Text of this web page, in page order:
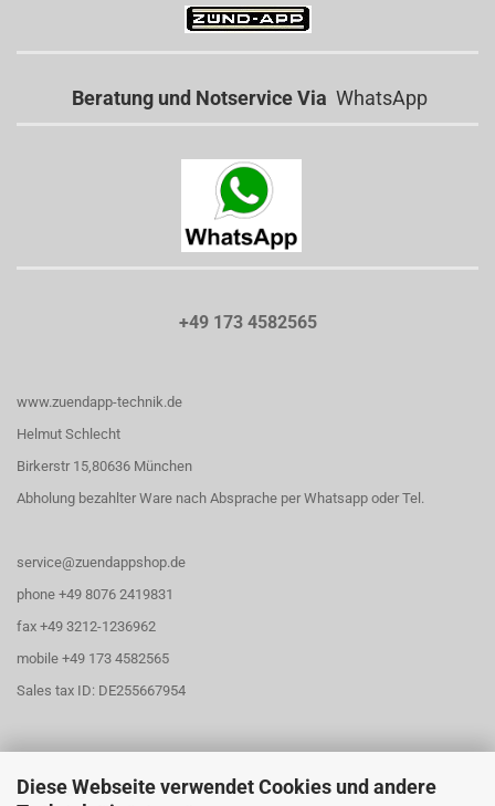
Diese Webseite verwendet Cookies und andere
Beratung und Notservice Via WhatsApp
+49 173 4582565
www.zuendapp-technik.de
Helmut Schlecht
Birkerstr 15,80636 München
Abholung bezahlter Ware nach Absprache per Whatsapp oder Tel.
service@zuendappshop.de
phone +49 8076 2419831
fax +49 3212-1236962
mobile +49 173 4582565
Sales tax ID: DE255667954
Öffnungszeiten